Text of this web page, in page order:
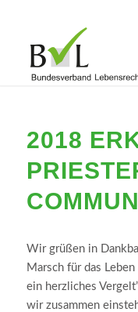
2018
Wir grüßen in
Marsch für das
ein herzliches
wir zusammen